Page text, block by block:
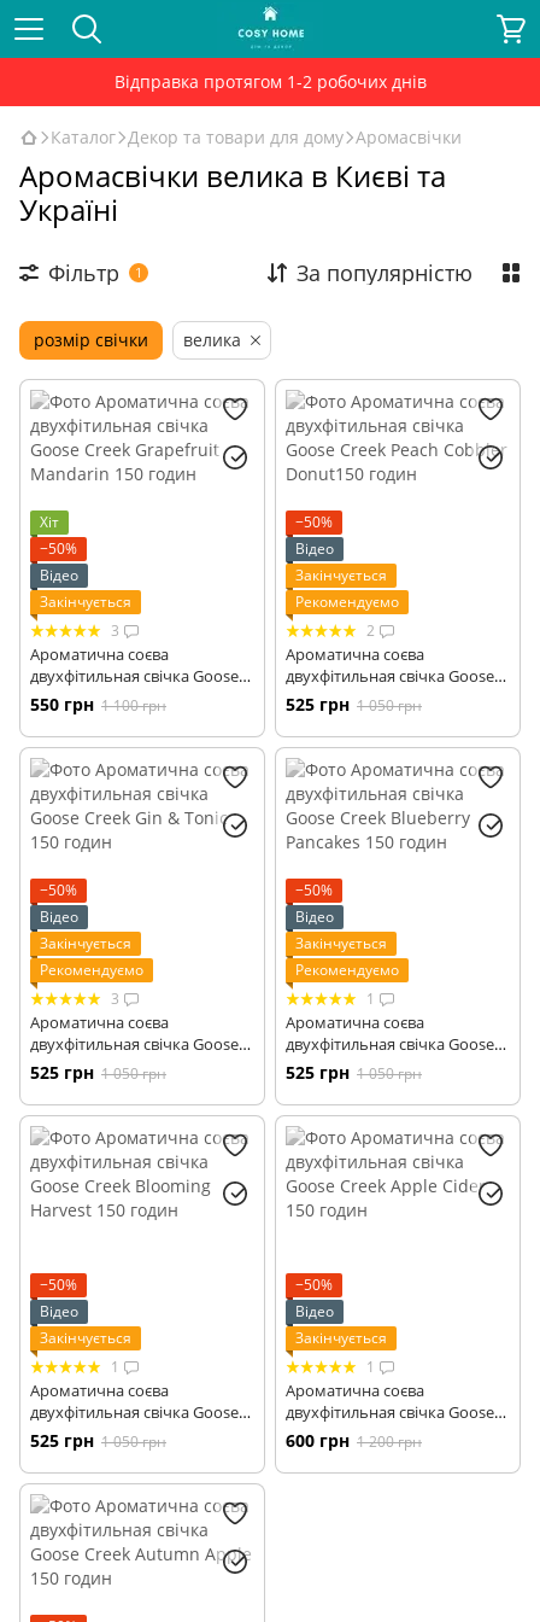
Відправка протягом 1-2 робочих днів
Каталог Декор та товари для дому Аромасвічки
Аромасвічки велика в Києві та
Україні
Фільтр 1 За популярністю
розмір свічки велика
Хіт
−50%
Відео
Закінчується
3
Ароматична соєва
двухфітильная свічка Goose
Creek Grapefruit Mandarin 150
годин
550 грн 1 100 грн
−50%
Відео
Закінчується
Рекомендуємо
2
Ароматична соєва
двухфітильная свічка Goose
Creek Peach Cobbler Donut150
годин
525 грн 1 050 грн
−50%
Відео
Закінчується
Рекомендуємо
3
Ароматична соєва
двухфітильная свічка Goose
Creek Gin & Tonic 150 годин
525 грн 1 050 грн
−50%
Відео
Закінчується
Рекомендуємо
1
Ароматична соєва
двухфітильная свічка Goose
Creek Blueberry Pancakes 150
годин
525 грн 1 050 грн
−50%
Відео
Закінчується
1
Ароматична соєва
двухфітильная свічка Goose
Creek Blooming Harvest 150
годин
525 грн 1 050 грн
−50%
Відео
Закінчується
1
Ароматична соєва
двухфітильная свічка Goose
Creek Apple Cider 150 годин
600 грн 1 200 грн